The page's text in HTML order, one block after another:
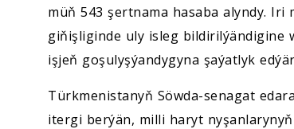
müň 543 şertnama hasaba alyndy.
giňişliginde uly isleg bildirilýändigine
işjeň goşulyşýandygyna şaýatlyk
Türkmenistanyň Söwda-senagat
itergi berýän, milli haryt